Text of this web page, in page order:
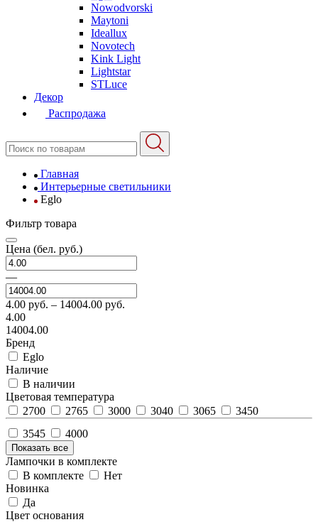
Nowodvorski
Maytoni
Ideallux
Novotech
Kink Light
Lightstar
STLuce
Декор
Распродажа
Главная
Интерьерные светильники
Eglo
Фильтр товара
Цена (бел. руб.)
—
4.00 руб. – 14004.00 руб.
4.00
14004.00
Бренд
Eglo
Наличие
В наличии
Цветовая температура
2700
2765 3000 3040 3065
3450
3545
4000
Показать все
Лампочки в комплекте
В комплекте
Нет
Новинка
Да
Цвет основания